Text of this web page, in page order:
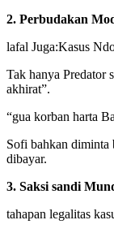
2. Perbudakan
lafal Juga:Kasus
Tak hanya Predator
akhirat”.
“gua korban harta
Sofi bahkan diminta
dibayar.
3. Saksi sandi
tahapan legalitas